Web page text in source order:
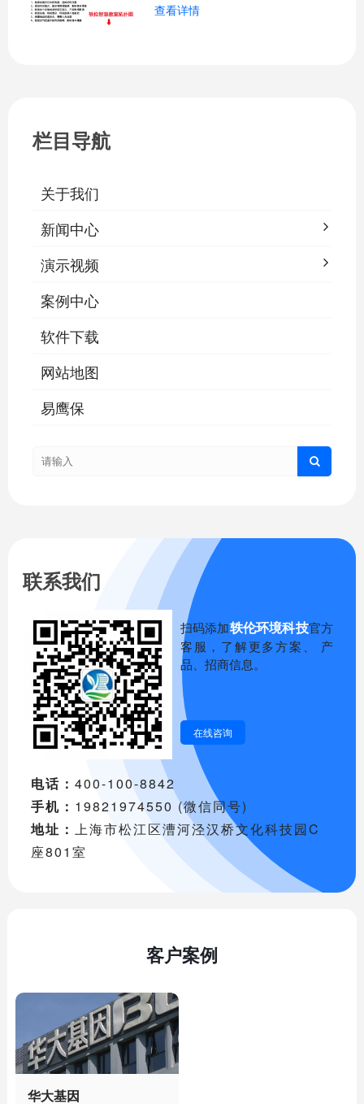
关、按需调光、定时策略、能耗监测、故
查看详情
栏目导航
关于我们
新闻中心
演示视频
案例中心
软件下载
网站地图
易鹰保
联系我们
扫码添加轶伦环境科技官方
客服，了解更多方案、 产
品、招商信息。
在线咨询
电话： 400-100-8842
手机： 19821974550 (微信同号)
地址： 上海市松江区漕河泾汉桥文化科技园C
座801室
客户案例
华大基因